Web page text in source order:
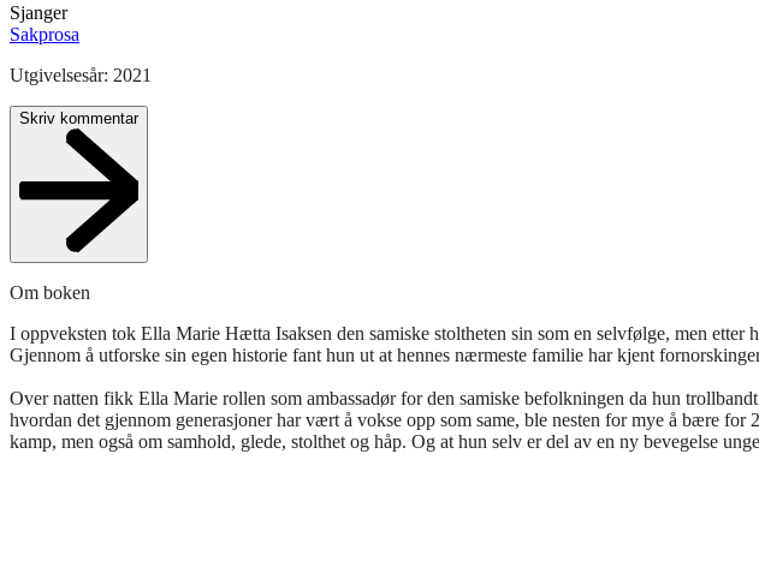
Sjanger
Sakprosa
Utgivelsesår: 2021
Skriv kommentar
Om boken
I oppveksten tok Ella Marie Hætta Isaksen den samiske stoltheten sin som en selvfølge, men
Gjennom å utforske sin egen historie fant hun ut at hennes nærmeste familie har kjent
Over natten fikk Ella Marie rollen som ambassadør for den samiske befolkningen da hun
hvordan det gjennom generasjoner har vært å vokse opp som same, ble nesten for mye å bære
kamp, men også om samhold, glede, stolthet og håp. Og at hun selv er del av en ny bevegelse